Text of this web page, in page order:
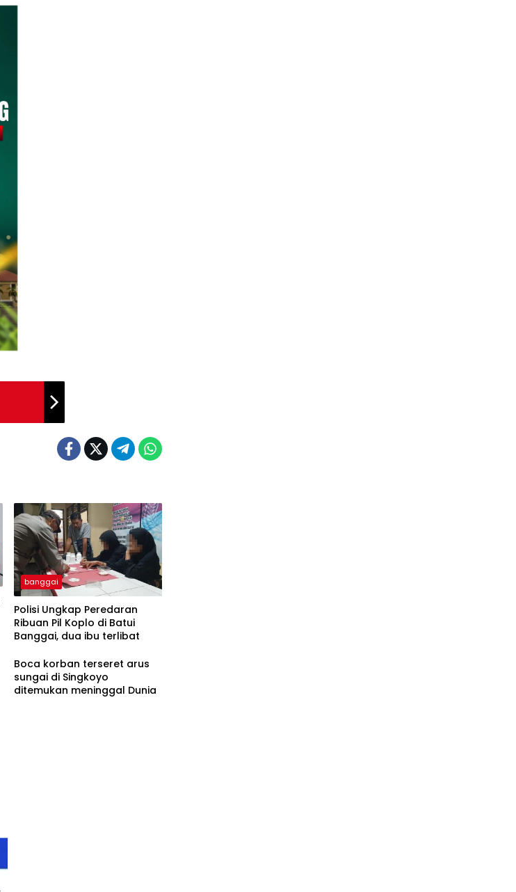
banggai
Polisi Ungkap Peredaran
Ribuan Pil Koplo di Batui
Banggai, dua ibu terlibat
Boca korban terseret arus
sungai di Singkoyo
ditemukan meninggal Dunia